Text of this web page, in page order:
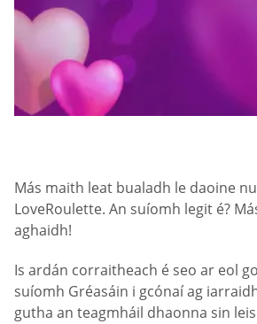
Más maith leat bualadh le daoine
LoveRoulette. An suíomh legit é?
aghaidh!
Is ardán corraitheach é seo ar eol
suíomh Gréasáin i gcónaí ag
gutha an teagmháil dhaonna sin